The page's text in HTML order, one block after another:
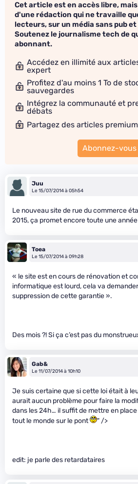
Cet article est en accès libre,
d'une rédaction qui ne travaille
lecteurs, sur un média sans pub
Soutenez le journalisme tech de
abonnant.
Accédez en illimité aux
expert
Profitez d'au moins 1 To de
sauvegardes
Intégrez la communauté et
débats
Partagez des articles
Abonnez-vous
Juu
Le 15/07/2014 à 05h54
Le nouveau site de rue du commerce
2015, ça promet encore toute une
Toea
Le 15/07/2014 à 09h28
« le site est en cours de rénovation et
informatique est lourd, cela va
suppression de cette garantie ».
Des mois ?! Si ça c’est pas du
Gab&
Le 11/07/2014 à 10h10
Je suis certaine que si cette loi était à
aurait aucun problème pour faire la
dans les 24h… il suffit de mettre en
tout le monde sur le pont
" />
edit: je parle des retardataires